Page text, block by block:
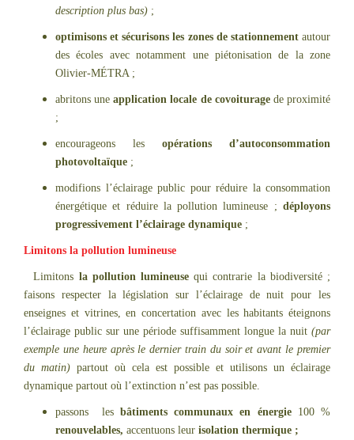
description plus bas) ;
optimisons et sécurisons les zones de stationnementautour
des écoles avec notamment une piétonisation de la zone
Olivier-MÉTRA ;
abritons uneapplication locale de covoituragede proximité
;
encourageons les opérations d’autoconsommation
photovoltaïque ;
modifions l’éclairage public pour réduire la consommation
énergétique et réduire la pollution lumineuse ; déployons
progressivement l’éclairage dynamique ;
Limitons la pollution lumineuse
Limitons la pollution lumineuse qui contrarie la biodiversité ;
faisons respecter la législation sur l’éclairage de nuit pour les
enseignes et vitrines, en concertation avec les habitants éteignons
l’éclairage public sur une période suffisamment longue la nuit (par
exemple une heure après le dernier train du soir et avant le premier
du matin) partout où cela est possible et utilisons un éclairage
dynamique partout où l’extinction n’est pas possible.
passons les bâtiments communaux en énergie100 %
renouvelables, accentuons leur isolation thermique ;